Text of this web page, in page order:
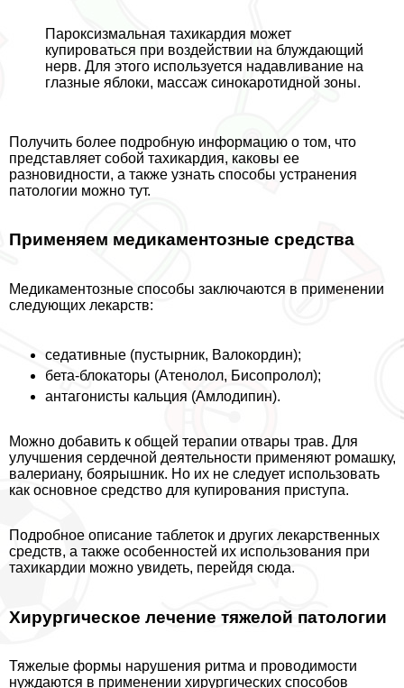
Пароксизмальная тахикардия может
купироваться при воздействии на блуждающий
нерв. Для этого используется надавливание на
глазные яблоки, массаж синокаротидной зоны.
Получить более подробную информацию о том, что
представляет собой тахикардия, каковы ее
разновидности, а также узнать способы устранения
патологии можно тут.
Применяем медикаментозные средства
Медикаментозные способы заключаются в применении
следующих лекарств:
седативные (пустырник, Валокордин);
бета-блокаторы (Атенолол, Бисопролол);
антагонисты кальция (Амлодипин).
Можно добавить к общей терапии отвары трав. Для
улучшения сердечной деятельности применяют ромашку,
валериану, боярышник. Но их не следует использовать
как основное средство для купирования приступа.
Подробное описание таблеток и других лекарственных
средств, а также особенностей их использования при
тахикардии можно увидеть, перейдя сюда.
Хирургическое лечение тяжелой патологии
Тяжелые формы нарушения ритма и проводимости
нуждаются в применении хирургических способов